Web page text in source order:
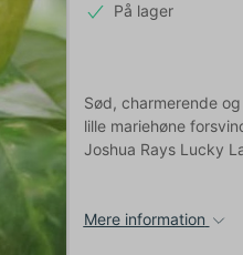
På lager
Sød, charmerende
lille mariehøne
Joshua Rays Lucky
Mere information